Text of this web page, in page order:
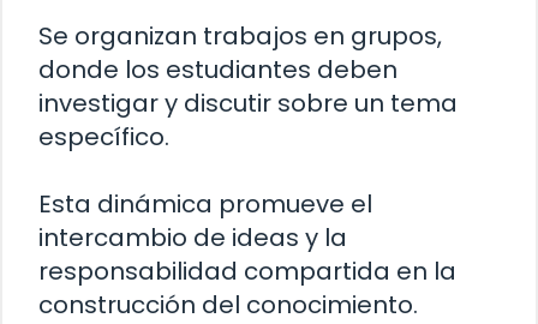
Se organizan trabajos en grupos,
donde los estudiantes deben
investigar y discutir sobre un tema
específico.
Esta dinámica promueve el
intercambio de ideas y la
responsabilidad compartida en la
construcción del conocimiento.